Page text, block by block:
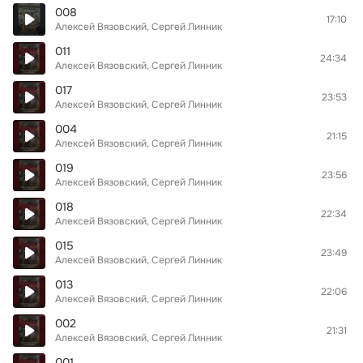
008
Алексей Вязовский, Сергей Линник
17:10
011
Алексей Вязовский, Сергей Линник
24:34
017
Алексей Вязовский, Сергей Линник
23:53
004
Алексей Вязовский, Сергей Линник
21:15
019
Алексей Вязовский, Сергей Линник
23:56
018
Алексей Вязовский, Сергей Линник
22:34
015
Алексей Вязовский, Сергей Линник
23:49
013
Алексей Вязовский, Сергей Линник
22:06
002
Алексей Вязовский, Сергей Линник
21:31